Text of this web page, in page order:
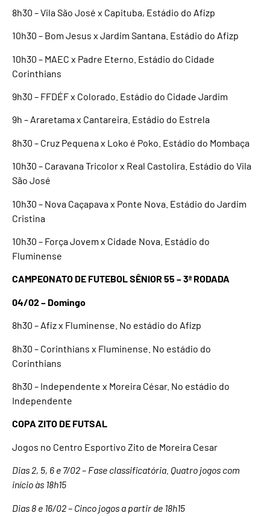
8h30 – Vila São José x Capituba, Estádio do Afizp
10h30 – Bom Jesus x Jardim Santana. Estádio do Afizp
10h30 – MAEC x Padre Eterno. Estádio do Cidade
Corinthians
9h30 – FFDÉF x Colorado. Estádio do Cidade Jardim
9h – Araretama x Cantareira. Estádio do Estrela
8h30 – Cruz Pequena x Loko é Poko. Estádio do Mombaça
10h30 – Caravana Tricolor x Real Castolira. Estádio do Vila
São José
10h30 – Nova Caçapava x Ponte Nova. Estádio do Jardim
Cristina
10h30 – Força Jovem x Cidade Nova. Estádio do
Fluminense
CAMPEONATO DE FUTEBOL SÊNIOR 55 – 3ª RODADA
04/02 – Domingo
8h30 – Afiz x Fluminense. No estádio do Afizp
8h30 – Corinthians x Fluminense. No estádio do
Corinthians
8h30 – Independente x Moreira César. No estádio do
Independente
COPA ZITO DE FUTSAL
Jogos no Centro Esportivo Zito de Moreira Cesar
Dias 2, 5, 6 e 7/02 – Fase classificatória. Quatro jogos com
início às 18h15
Dias 8 e 16/02 – Cinco jogos a partir de 18h15